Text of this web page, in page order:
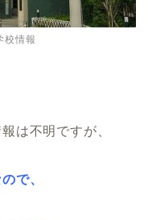
校情報
は不明ですが、
で、